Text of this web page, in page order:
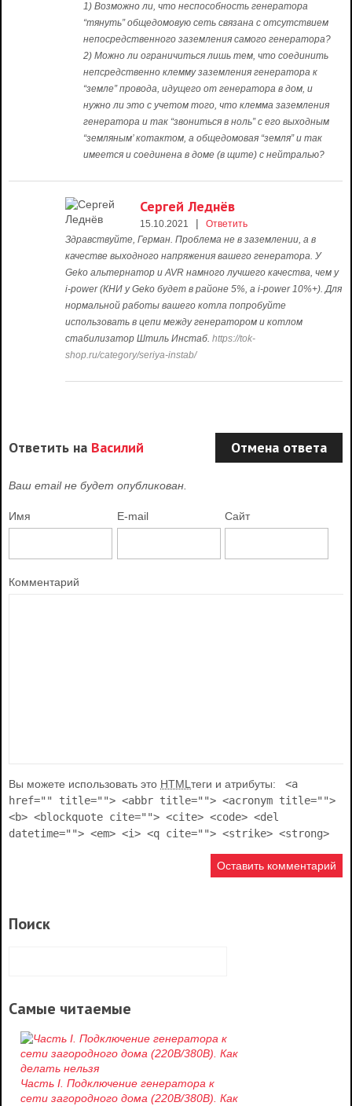
1) Возможно ли, что неспособность генератора
“тянуть” общедомовую сеть связана с отсутствием
непосредственного заземления самого генератора?
2) Можно ли ограничиться лишь тем, что соединить
непсредственно клемму заземления генератора к
“земле” провода, идущего от генератора в дом, и
нужно ли это с учетом того, что клемма заземления
генератора и так “звониться в ноль” с его выходным
“земляным’ котактом, а общедомовая “земля” и так
имеется и соединена в доме (в щите) с нейтралью?
Сергей Леднёв
15.10.2021 |
Ответить
Здравствуйте, Герман. Проблема не в заземлении, а в
качестве выходного напряжения вашего генератора. У
Geko альтернатор и AVR намного лучшего качества, чем у
i-power (КНИ у Geko будет в районе 5%, а i-power 10%+). Для
нормальной работы вашего котла попробуйте
использовать в цепи между генератором и котлом
стабилизатор Штиль Инстаб.https://tok-
shop.ru/category/seriya-instab/
Ответить на Василий Отмена ответа
Ваш email не будет опубликован.
Имя E-mail Сайт
Комментарий
Вы можете использовать это HTMLтеги и атрибуты:
<a
href="" title=""> <abbr title=""> <acronym title="">
<b> <blockquote cite=""> <cite> <code> <del
datetime=""> <em> <i> <q cite=""> <strike> <strong>
Поиск
Самые читаемые
Часть I. Подключение генератора к
сети загородного дома (220В/380В). Как